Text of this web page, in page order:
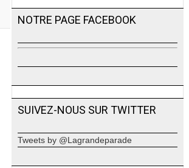
NOTRE PAGE FACEBOOK
SUIVEZ-NOUS SUR TWITTER
Tweets by @Lagrandeparade